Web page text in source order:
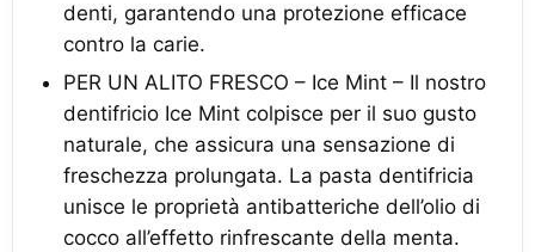
denti, garantendo una protezione efficace
contro la carie.
PER UN ALITO FRESCO – Ice Mint – Il nostro
dentifricio Ice Mint colpisce per il suo gusto
naturale, che assicura una sensazione di
freschezza prolungata. La pasta dentifricia
unisce le proprietà antibatteriche dell’olio di
cocco all’effetto rinfrescante della menta.